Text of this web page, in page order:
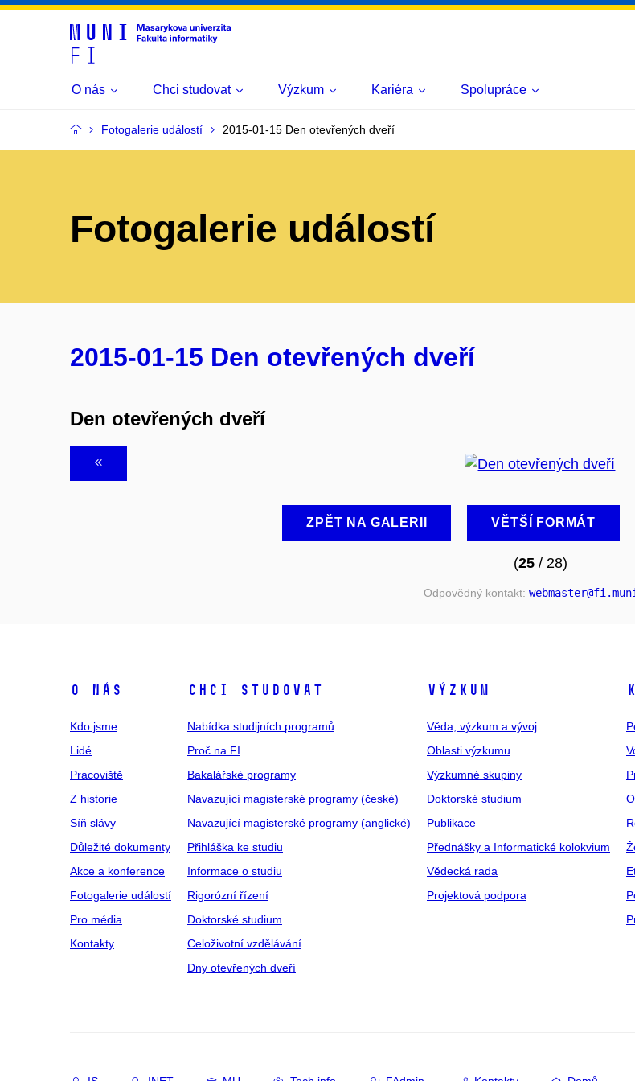
O nás Chci studovat Výzkum Kariéra Spolupráce
Fotogalerie událostí 2015-01-15 Den otevřených dveří
Fotogalerie událostí
2015-01-15 Den otevřených dveří
Den otevřených dveří
ZPĚT NA GALERII VĚTŠÍ FORMÁT
(25/ 28)
Odpovědný kontakt: webmaster@fi .muni
O NÁS
Kdo jsme
Lidé
Pracoviště
Z historie
Síň slávy
Důležité dokumenty
Akce a konference
Fotogalerie událostí
Pro média
Kontakty
CHCI STUDOVAT
Nabídka studijních programů
Proč na FI
Bakalářské programy
Navazující magisterské programy (české)
Navazující magisterské programy (anglické)
Přihláška ke studiu
Informace o studiu
Rigorózní řízení
Doktorské studium
Celoživotní vzdělávání
Dny otevřených dveří
VÝZKUM
Věda, výzkum a vývoj
Oblasti výzkumu
Výzkumné skupiny
Doktorské studium
Publikace
Přednášky a Informatické kolokvium
Vědecká rada
Projektová podpora